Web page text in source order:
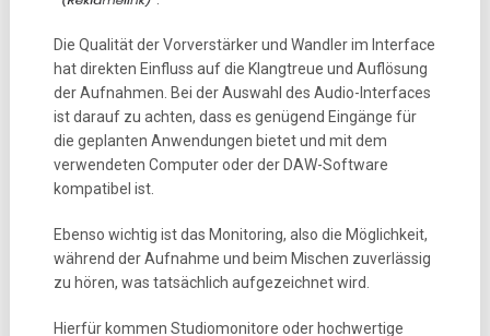
Die Qualität der Vorverstärker und Wandler im Interface
hat direkten Einfluss auf die Klangtreue und Auflösung
der Aufnahmen. Bei der Auswahl des Audio-Interfaces
ist darauf zu achten, dass es genügend Eingänge für
die geplanten Anwendungen bietet und mit dem
verwendeten Computer oder der DAW-Software
kompatibel ist.
Ebenso wichtig ist das Monitoring, also die Möglichkeit,
während der Aufnahme und beim Mischen zuverlässig
zu hören, was tatsächlich aufgezeichnet wird.
Hierfür kommen Studiomonitore oder hochwertige